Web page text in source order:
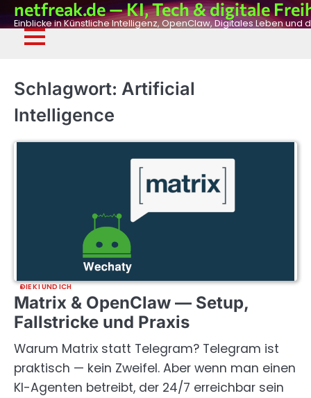
Skip
to
content
netfreak.de — KI, Tech & digitale
Einblicke in Künstliche Intelligenz, OpenClaw, Digitales Leben und
Schlagwort: Artificial
Intelligence
DIE KI UND ICH
Matrix & OpenClaw — Setup,
Fallstricke und Praxis
Warum Matrix statt Telegram? Telegram ist
praktisch — kein Zweifel. Aber wenn man einen
KI-Agenten betreibt, der 24/7 erreichbar sein